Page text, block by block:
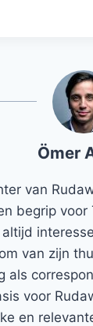
Ömer
van
begrip
van zijn
als
voor
en